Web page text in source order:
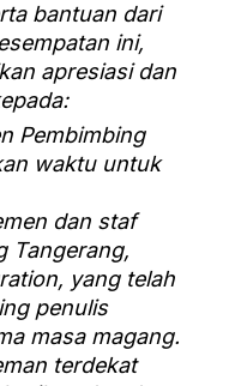
bantuan dari
ini,
apresiasi dan
Pembimbing
waktu untuk
dan staf
Tangerang,
yang telah
penulis
masa magang.
terdekat